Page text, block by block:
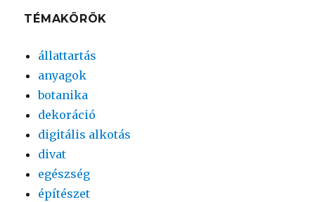
TÉMAKÖRÖK
állattartás
anyagok
botanika
dekoráció
digitális alkotás
divat
egészség
építészet